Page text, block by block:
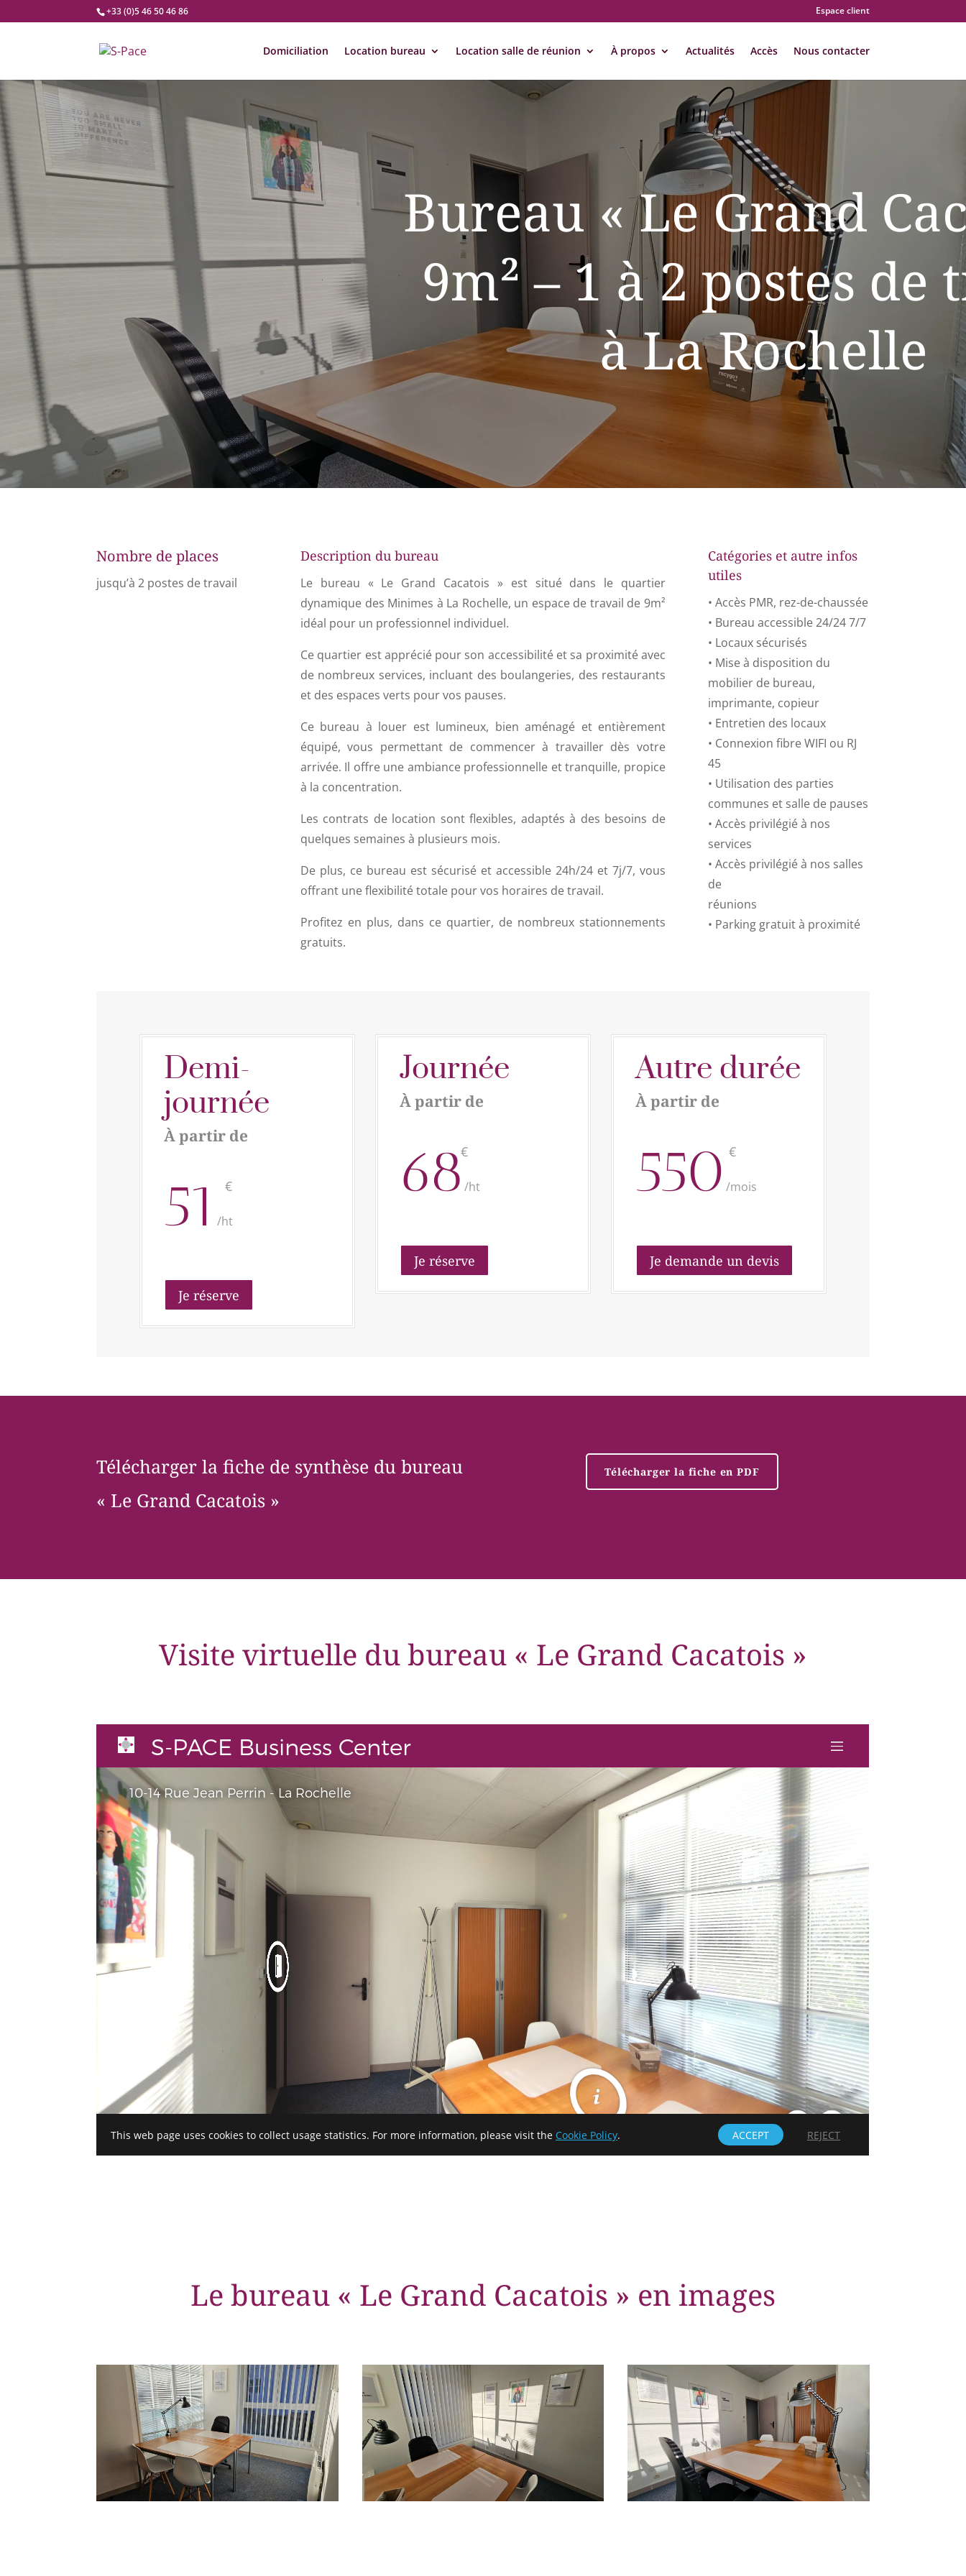
+33 (0)5 46 50 46 86 Espace client
Domiciliation Location bureau Location salle de réunion À propos Actualités Accès Nous contacter
Bureau « Le Grand
9m² – 1 à 2 postes
à La Rochelle
Nombre de places
jusqu’à 2 postes de travail
Description du bureau
Le bureau « Le Grand Cacatois » est situé dans le quartier
dynamique des Minimes à La Rochelle, un espace de travail de 9m²
idéal pour un professionnel individuel.
Ce quartier est apprécié pour son accessibilité et sa proximité avec
de nombreux services, incluant des boulangeries, des restaurants
et des espaces verts pour vos pauses.
Ce bureau à louer est lumineux, bien aménagé et entièrement
équipé, vous permettant de commencer à travailler dès votre
arrivée. Il offre une ambiance professionnelle et tranquille, propice
à la concentration.
Les contrats de location sont flexibles, adaptés à des besoins de
quelques semaines à plusieurs mois.
De plus, ce bureau est sécurisé et accessible 24h/24 et 7j/7, vous
offrant une flexibilité totale pour vos horaires de travail.
Profitez en plus, dans ce quartier, de nombreux stationnements
gratuits.
Catégories et autre infos
utiles
• Accès PMR, rez-de-chaussée
• Bureau accessible 24/24 7/7
• Locaux sécurisés
• Mise à disposition du
mobilier de bureau,
imprimante, copieur
• Entretien des locaux
• Connexion fibre WIFI ou RJ
45
• Utilisation des parties
communes et salle de pauses
• Accès privilégié à nos
services
• Accès privilégié à nos salles
de
réunions
• Parking gratuit à proximité
Demi-
journée
À partir de
€
51/ht
Je réserve
Journée
À partir de
€
68/ht
Je réserve
Autre durée
À partir de
€
550/mois
Je demande un devis
Télécharger la fiche de synthèse du bureau
« Le Grand Cacatois »
Télécharger la fiche en PDF
Visite virtuelle du bureau « Le Grand Cacatois »
Le bureau « Le Grand Cacatois » en images